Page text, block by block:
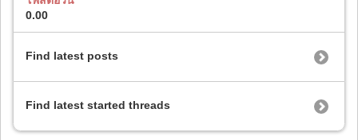
0.00
Find latest posts
Find latest started threads